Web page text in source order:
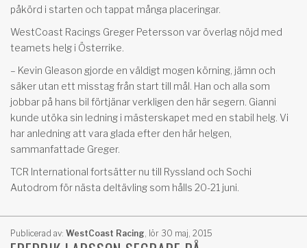
påkörd i starten och tappat många placeringar.
WestCoast Racings Greger Petersson var överlag nöjd med
teamets helg i Österrike.
– Kevin Gleason gjorde en väldigt mogen körning, jämn och
säker utan ett misstag från start till mål. Han och alla som
jobbar på hans bil förtjänar verkligen den här segern. Gianni
kunde utöka sin ledning i mästerskapet med en stabil helg. Vi
har anledning att vara glada efter den här helgen,
sammanfattade Greger.
TCR International fortsätter nu till Ryssland och Sochi
Autodrom för nästa deltävling som hålls 20-21 juni.
Publicerad av: WestCoast Racing, lör 30 maj, 2015